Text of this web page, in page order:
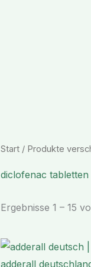
Start/ Produkte
diclofenac tabletten
Ergebnisse 1 – 15
€